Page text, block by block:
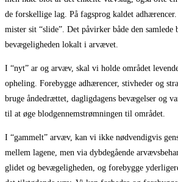
de forskellige lag. På fagsprog kaldet
mister sit “slide”. Det påvirker både den samlede
bevægeligheden lokalt i arvævet.
I “nyt” ar og arvæv, skal vi holde området
opheling. Forebygge adhærencer, stivheder og
bruge åndedrættet, dagligdagens bevægelser og
til at øge blodgennemstrømningen til området.
I “gammelt” arvæv, kan vi ikke nødvendigvis
mellem lagene, men via dybdegående
glidet og bevægeligheden, og forebygge